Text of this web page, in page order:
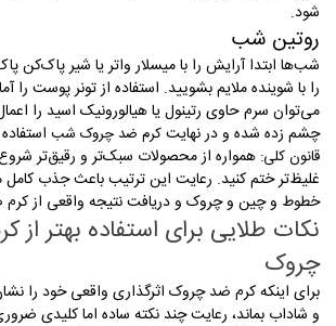
شود.
روتین شب
شب‌ها ابتدا آرایش را با میسلار واتر یا شیر
را با شوینده ملایم بشویید. استفاده از تونر پوست
می‌توان سرم حاوی رتینول یا هیالورونیک اسید را
چشم زده شده و در نهایتکرم ضد چروک شب
قانون کلی: همواره از محصولات سبک‌تر و رقیق‌تر
غلیظ‌تر ختم کنید. رعایت این ترتیب باعث جذب
خطوط و چین و چروک و دریافت نتیجه واقعی از
نکات طلایی برای استفاده بهتر
چروک
برای اینکه کرم ضد چروک اثرگذاری واقعی خود را
و شاداب بماند، رعایت چند نکته ساده اما کلیدی